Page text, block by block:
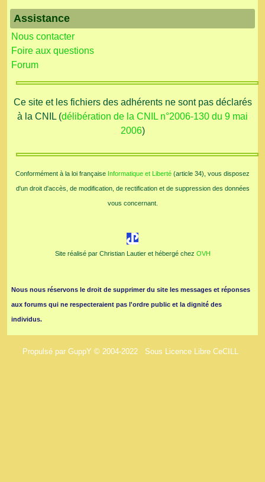
Assistance
Nous contacter
Foire aux questions
Forum
Ce site et les fichiers des adhérents ne sont pas déclarés
à la CNIL (délibération de la CNIL n°2006-130 du 9 mai
2006)
Conformément à la loi française Informatique et Liberté (article 34), vous disposez
d'un droit d'accès, de modification, de rectification et de suppression des données
vous concernant.
Site réalisé par Christian Lautier et hébergé chez OVH
Nous nous réservons le droit de supprimer du site les messages et réponses
aux forums qui ne respecteraient pas l'ordre public et la dignité des
individus.
Propulsé par GuppY © 2004-2022 Sous Licence Libre CeCILL